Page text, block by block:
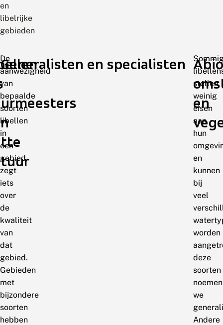
en
libelrijke
gebieden
De
aanwezigheid
van
bepaalde
soorten
libellen
in
een
gebied
zegt
iets
over
de
kwaliteit
van
dat
gebied.
Gebieden
met
bijzondere
soorten
hebben
Generalisten en specialisten
stellen
weinig
eisen
aan
hun
en
kunnen
bij
veel
worden
deze
soorten
noemen
we
Andere
en